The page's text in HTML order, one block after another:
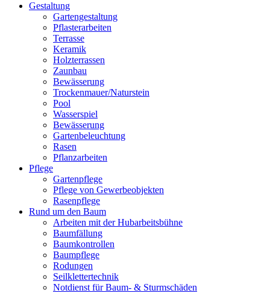
Gestaltung
Gartengestaltung
Pflasterarbeiten
Terrasse
Keramik
Holzterrassen
Zaunbau
Bewässerung
Trockenmauer/Naturstein
Pool
Wasserspiel
Bewässerung
Gartenbeleuchtung
Rasen
Pflanzarbeiten
Pflege
Gartenpflege
Pflege von Gewerbeobjekten
Rasenpflege
Rund um den Baum
Arbeiten mit der Hubarbeitsbühne
Baumfällung
Baumkontrollen
Baumpflege
Rodungen
Seilklettertechnik
Notdienst für Baum- & Sturmschäden